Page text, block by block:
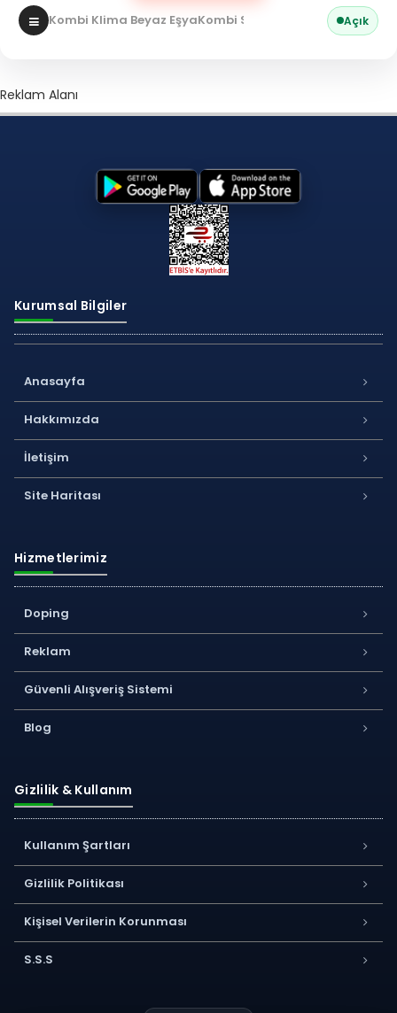
Kombi Klima Beyaz EşyaKombi Servisi Açık
Reklam Alanı
Kurumsal Bilgiler
Anasayfa
Hakkımızda
İletişim
Site Haritası
Hizmetlerimiz
Doping
Reklam
Güvenli Alışveriş Sistemi
Blog
Gizlilik & Kullanım
Kullanım Şartları
Gizlilik Politikası
Kişisel Verilerin Korunması
S.S.S